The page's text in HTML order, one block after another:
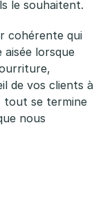
le souhaitent.
cohérente qui
aisée lorsque
de vos clients à
tout se termine
nous